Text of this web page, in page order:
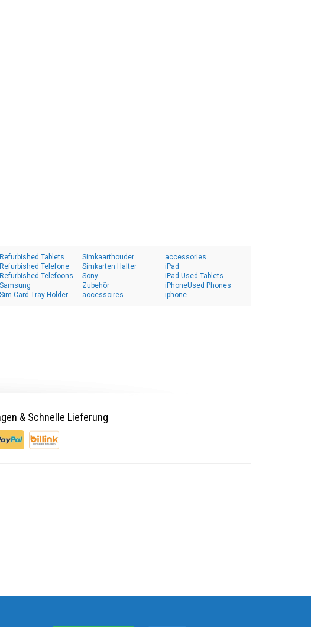
Refurbished Tablets
Refurbished Telefone
Refurbished Telefoons
Samsung
Sim Card Tray Holder
Simkaarthouder
Simkarten Halter
Sony
Zubehör
accessoires
accessories
iPad
iPad Used Tablets
iPhoneUsed Phones
iphone
& Schnelle Lieferung